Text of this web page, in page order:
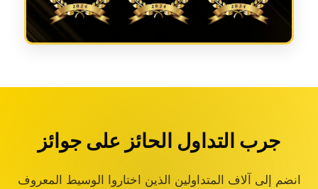
جرب التداول الحائز على جوائز
انضم إلى آلاف المتداولين الذين اختاروا الوسيط المعروف